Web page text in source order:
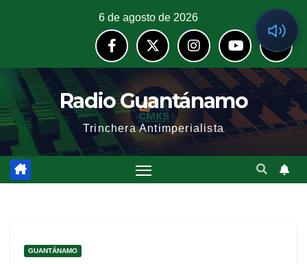
6 de agosto de 2026
Radio Guantánamo
Trinchera Antimperialista
GUANTÁNAMO